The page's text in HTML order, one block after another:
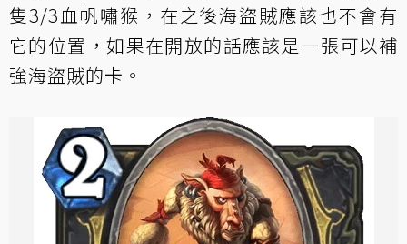
隻3/3血帆嘯猴，在之後海盜賊應該也不會有
它的位置，如果在開放的話應該是一張可以補
強海盜賊的卡。